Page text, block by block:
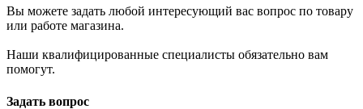
Вы можете задать любой интересующий вас вопрос по товару
или работе магазина.
Наши квалифицированные специалисты обязательно вам
помогут.
Задать вопрос